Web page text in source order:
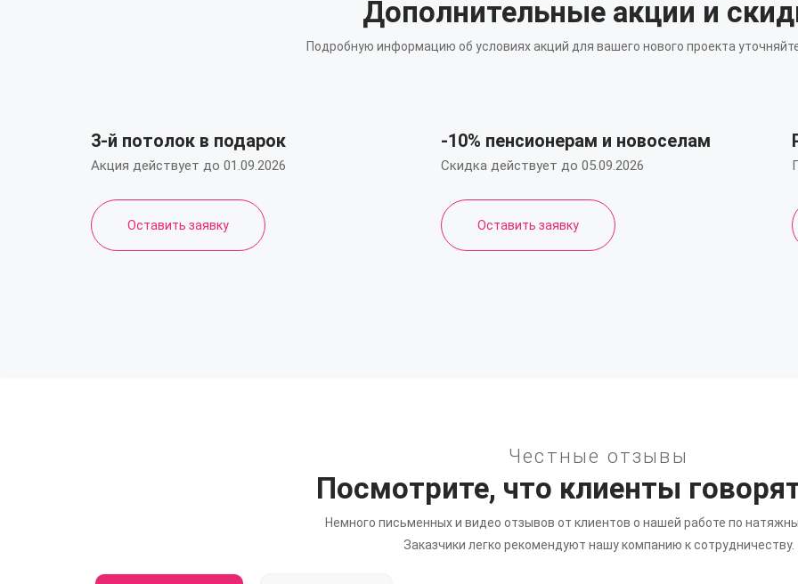
Дополнительные акции и
Подробную информацию об условиях акций для вашего нового проекта
3-й потолок в подарок
Акция действует до 01.09.2026
Оставить заявку
-10% пенсионерам и новоселам
Скидка действует до 05.09.2026
Оставить заявку
Честные отзывы
Посмотрите, что клиенты
Немного письменных и видео отзывов от клиентов о нашей работе по
Заказчики легко рекомендуют нашу компанию к сотрудничеству.